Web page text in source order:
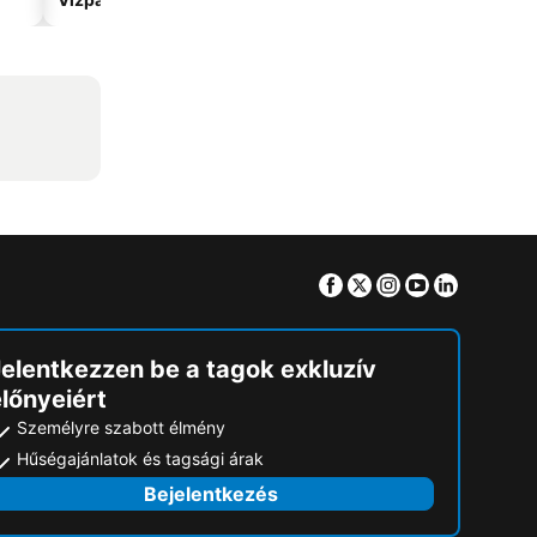
Facebook
TwitterInstagram
Youtube
be a tagok exkluzív
Személyre szabott élmény
Hűségajánlatok és tagsági árak
Bejelentkezés